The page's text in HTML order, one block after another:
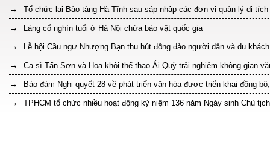
Tổ chức lại Bảo tàng Hà Tĩnh sau sáp nhập các đơn vị quản lý di tích
Làng cổ nghìn tuổi ở Hà Nội chứa bảo vật quốc gia
Lễ hội Cầu ngư Nhượng Bạn thu hút đông đảo người dân và du
Ca sĩ Tấn Sơn và Hoa khôi thể thao Ái Quỳ trải nghiệm không gian
Bảo đảm Nghị quyết 28 về phát triển văn hóa được triển khai đồng
TPHCM tổ chức nhiều hoạt động kỷ niệm 136 năm Ngày sinh Chủ